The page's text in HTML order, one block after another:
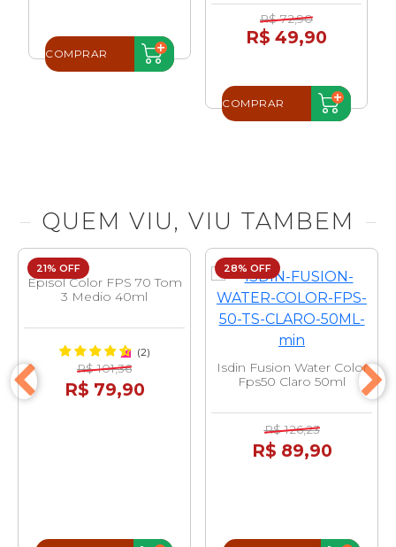
COMPRAR
R$ 72,90
R$ 49,90
COMPRAR
QUEM VIU, VIU TAMBEM
21% OFF
Episol Color FPS 70 Tom
3 Medio 40ml
(2)
R$ 101,36
R$ 79,90
28% OFF
Isdin Fusion Water Color
Fps50 Claro 50ml
R$ 126,23
R$ 89,90